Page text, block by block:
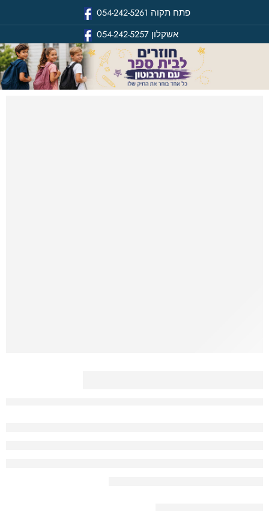
פתח תקוה 054-242-5261
אשקלון054-242-5257